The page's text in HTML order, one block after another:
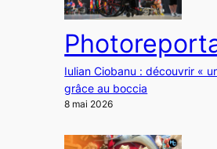
Iulian Ciobanu : découvrir «
grâce au boccia
8 mai 2026